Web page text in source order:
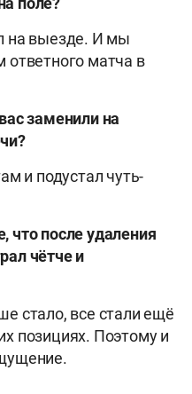
на выезде. И мы
ответного матча в
заменили на
и подустал чуть-
что после удаления
чётче и
стало, все стали ещё
позициях. Поэтому и